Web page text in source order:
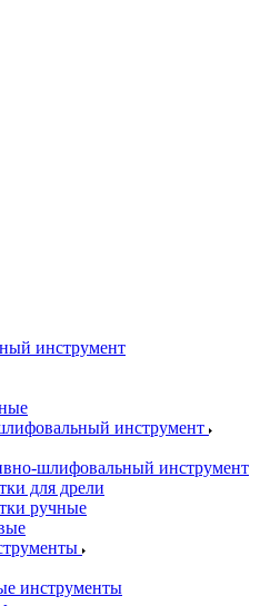
инструмент
инструмент
шлифовальный инструмент
для дрели
ручные
инструменты